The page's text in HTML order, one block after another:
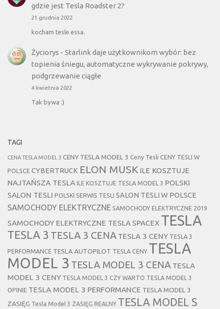
gdzie jest Tesla Roadster 2?
21 grudnia 2022
kocham tesle essa.
Życiorys - Starlink daje użytkownikom wybór: bez
topienia śniegu, automatyczne wykrywanie pokrywy,
podgrzewanie ciągłe
4 kwietnia 2022
Tak bywa :)
TAGI
CENA TESLA MODEL 3 CENY TESLA MODEL 3 Ceny Tesli CENY TESLI W
POLSCE CYBERTRUCK ELON MUSK ILE KOSZTUJE
NAJTAŃSZA TESLA
ILE KOSZTUJE TESLA MODEL 3 POLSKI
SALON TESLI POLSKI SERWIS TESLI SALON TESLI W POLSCE
SAMOCHODY ELEKTRYCZNE SAMOCHODY ELEKTRYCZNE 2019
SAMOCHODY ELEKTRYCZNE TESLA SPACEX TESLA
TESLA 3 TESLA 3 CENA TESLA 3 CENY TESLA 3
PERFORMANCE TESLA AUTOPILOT TESLA CENY TESLA
MODEL 3 TESLA MODEL 3 CENA TESLA
MODEL 3 CENY TESLA MODEL 3 CZY WARTO TESLA MODEL 3
OPINIE TESLA MODEL 3 PERFORMANCE TESLA MODEL 3
ZASIĘG Tesla Model 3 ZASIĘG REALNY TESLA MODEL S